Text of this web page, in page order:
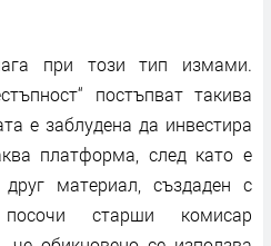
при този тип измами.
постъпват такива
е заблудена да инвестира
платформа, след като е
материал, създаден с
посочи старши комисар